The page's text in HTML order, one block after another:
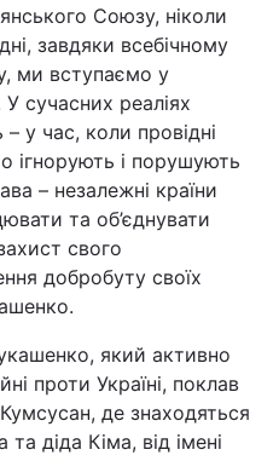
Союзу, ніколи
завдяки всебічному
ми вступаємо у
сучасних реаліях
у час, коли провідні
ігнорують і порушують
– незалежні країни
та об’єднувати
свого
добробуту своїх
який активно
проти Україні, поклав
де знаходяться
та діда Кіма, від імені